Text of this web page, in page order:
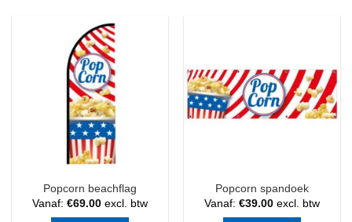
Popcorn beachflag
Vanaf: €69.00 excl. btw
Popcorn spandoek
Vanaf: €39.00 excl. btw